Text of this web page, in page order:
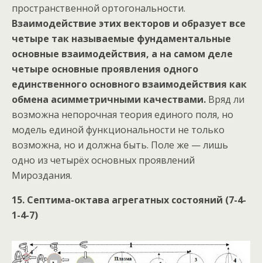
пространственной ортогональности.
Взаимодействие этих векторов и образует все
четыре так называемые фундаментальные
основные взаимодействия, а на самом деле
четыре основные проявления одного
единственного основного взаимодействия как
обмена асимметричными качествами. Вряд ли
возможна непорочная теория единого поля, но
модель единой функциональности не только
возможна, но и должна быть. Поле же — лишь
одно из четырёх основных проявлений
Мироздания.
15. Септима-октава агрегатных состояний (7-4-
1-4-7)